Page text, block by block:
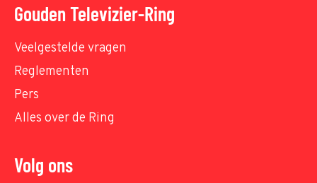
Gouden Televizier-Ring
Veelgestelde vragen
Reglementen
Pers
Alles over de Ring
Volg ons